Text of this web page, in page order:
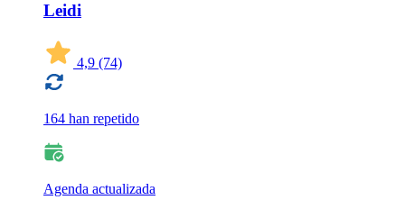
Leidi
4,9 (74)
164 han repetido
Agenda actualizada